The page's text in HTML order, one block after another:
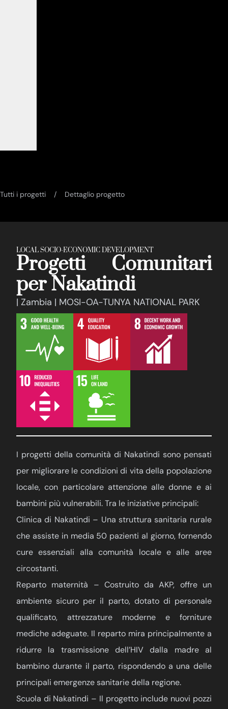
Tutti i progetti Dettaglio progetto
LOCAL SOCIO-ECONOMIC DEVELOPMENT
Progetti Comunitari
per Nakatindi
| Zambia | MOSI-OA-TUNYA NATIONAL PARK
I progetti della comunità di Nakatindi sono pensati
per migliorare le condizioni di vita della popolazione
locale, con particolare attenzione alle donne e ai
bambini più vulnerabili. Tra le iniziative principali:
Clinica di Nakatindi – Una struttura sanitaria rurale
che assiste in media 50 pazienti al giorno, fornendo
cure essenziali alla comunità locale e alle aree
circostanti.
Reparto maternità – Costruito da AKP, offre un
ambiente sicuro per il parto, dotato di personale
qualificato, attrezzature moderne e forniture
mediche adeguate. Il reparto mira principalmente a
ridurre la trasmissione dell’HIV dalla madre al
bambino durante il parto, rispondendo a una delle
principali emergenze sanitarie della regione.
Scuola di Nakatindi – Il progetto include nuovi pozzi